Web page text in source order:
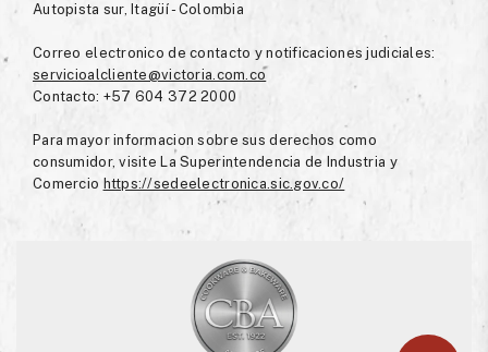
Autopista sur, Itagüí - Colombia
Correo electronico de contacto y notificaciones judiciales:
servicioalcliente@victoria.com.co
Contacto: +57 604 372 2000
Para mayor informacion sobre sus derechos como
consumidor, visite La Superintendencia de Industria y
Comercio https://sedeelectronica.sic.gov.co/